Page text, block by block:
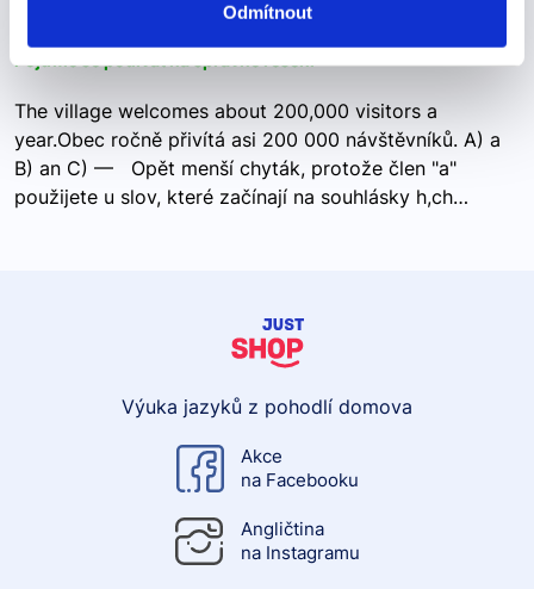
Odmítnout
The village welcomes about 200,000 visitors a
year.Obec ročně přivítá asi 200 000 návštěvníků. A) a
B) an C) — Opět menší chyták, protože člen "a"
použijete u slov, které začínají na souhlásky h,ch…
Výuka jazyků z pohodlí domova
Akce
na Facebooku
Angličtina
na Instagramu